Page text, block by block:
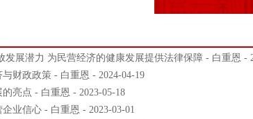
发展潜力 为民营经济的健康发展提供法律保障 - 白重恩 -
财政政策 - 白重恩 - 2024-04-19
亮点 - 白重恩 - 2023-05-18
业信心 - 白重恩 - 2023-03-01